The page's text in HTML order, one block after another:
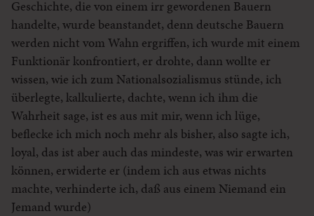
Geschichte, die von einem irr gewordenen Bauern
handelte, wurde beanstandet, denn deutsche Bauern
werden nicht vom Wahn ergriffen, ich wurde mit einem
Funktionär konfrontiert, er drohte, dann wollte er
wissen, wie ich zum Nationalsozialismus stünde, ich
überlegte, kalkulierte, dachte, wenn ich ihm die
Wahrheit sage, ist es aus mit mir, wenn ich lüge,
beflecke ich mich noch mehr als bisher, also sagte ich,
loyal, das ist aber auch das mindeste, was wir erwarten
können, erwiderte er (indem ich aus etwas nichts
machte, verhinderte ich, daß aus einem Niemand ein
Jemand wurde)